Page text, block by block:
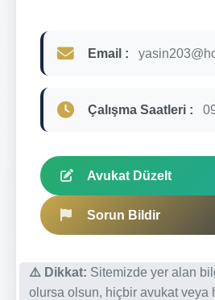
Email :
Çalışma Saatleri :
Avukat Düzelt
Sorun Bildir
⚠️ Dikkat: Sitemizde yer alan
olursa olsun, hiçbir avukat veya